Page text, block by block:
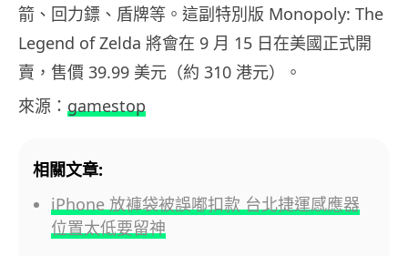
箭、回力鏢、盾牌等。這副特別版 Monopoly: The
Legend of Zelda 將會在 9 月 15 日在美國正式開
賣，售價 39.99 美元（約 310 港元）。
來源： gamestop
相關文章:
iPhone 放褲袋被誤嘟扣款 台北捷運感應器
位置太低要留神